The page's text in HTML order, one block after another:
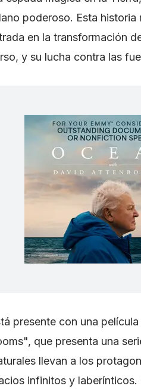
poderoso. Esta
en la transformación
y su lucha contra las
presente con una
que presenta una
llevan a los
infinitos y